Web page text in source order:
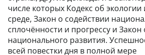
числе которых Кодекс об
среде, Закон о содействии
сплочённости и прогрессу и
национального развития.
всей повестки дня в полной мере